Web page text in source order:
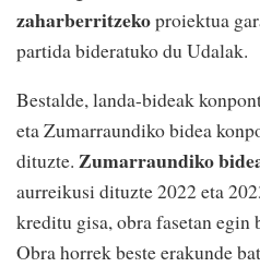
zaharberritzekoproiektua
partida bideratuko du Udalak.
Bestalde, landa-bideak
eta Zumarraundiko bidea
dituzte. Zumarraundiko
aurreikusi dituzte 2022 eta
kreditu gisa, obra fasetan egin
Obra horrek beste erakunde